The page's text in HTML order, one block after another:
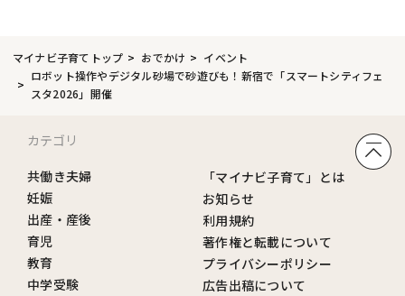
マイナビ子育てトップ おでかけ
イベント
ロボット操作やデジタル砂場で砂遊びも！新宿で「スマートシティフェ
スタ2026」開催
カテゴリ
共働き夫婦
妊娠
出産・産後
育児
教育
中学受験
「マイナビ子育て」とは
お知らせ
利用規約
著作権と転載について
プライバシーポリシー
広告出稿について